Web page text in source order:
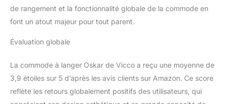
de rangement et la fonctionnalité globale de la commode en
font un atout majeur pour tout parent.
Évaluation globale
La commode à langer Oskar de Vicco a reçu une moyenne de
3,9 étoiles sur 5 d’après les avis clients sur Amazon. Ce score
reflète les retours globalement positifs des utilisateurs, qui